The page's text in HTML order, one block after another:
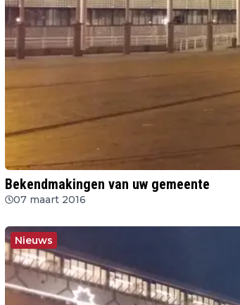
Bekendmakingen van uw gemeente
07 maart 2016
Nieuws